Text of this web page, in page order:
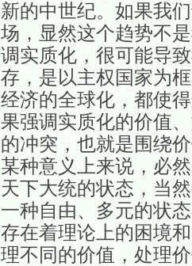
新的中世纪。如果我
场，显然这个趋势不
调实质化，很可能导
存，是以主权国家为
经济的全球化，都使
果强调实质化的价值
的冲突，也就是围绕
某种意义上来说，必
天下大统的状态，当
一种自由、多元的状
存在着理论上的困境
理不同的价值，处理